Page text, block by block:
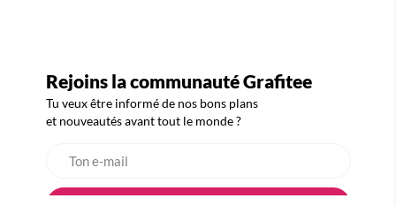
Rejoins la communauté Grafitee
Tu veux être informé de nos bons plans
et nouveautés avant tout le monde ?